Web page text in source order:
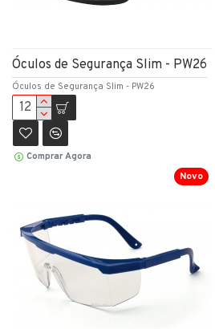
Óculos de Segurança Slim - PW26
Óculos de Segurança Slim - PW26
Comprar Agora
Novo